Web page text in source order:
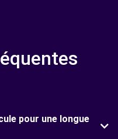
pour une longue